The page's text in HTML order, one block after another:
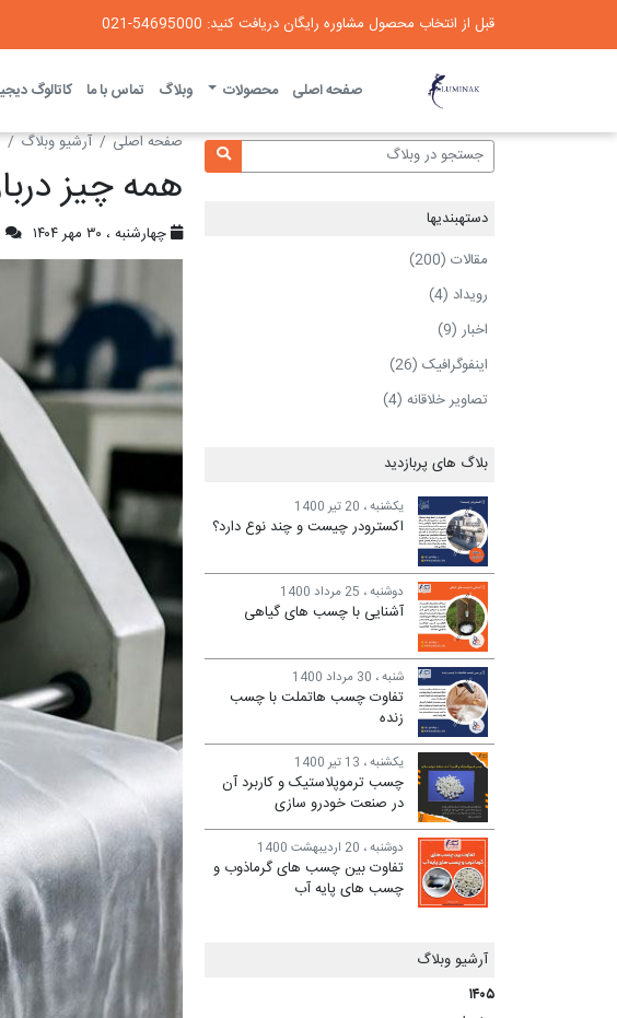
قبل از انتخاب محصول مشاوره رایگان دریافت کنید: 54695000-021
صفحه اصلی محصولات وبلاگ تماس با ما کاتالوگ
دسته‎بندی‎ها
مقالات (200)
رویداد (4)
اخبار (9)
اینفوگرافیک (26)
تصاویر خلاقانه (4)
بلاگ های پربازدید
یکشنبه ، 20 تیر 1400
اکسترودر چیست و چند نوع دارد؟
دوشنبه ، 25 مرداد 1400
آشنایی با چسب های گیاهی
شنبه ، 30 مرداد 1400
تفاوت چسب هاتملت با چسب
زنده
یکشنبه ، 13 تیر 1400
چسب ترموپلاستیک و کاربرد آن
در صنعت خودرو سازی
دوشنبه ، 20 اردیبهشت 1400
تفاوت بین چسب های گرماذوب و
چسب های پایه آب
آرشیو وبلاگ
۱۴۰۵
صفحه اصلی آرشیو وبلاگ
همه چیز
چهارشنبه ، ۳۰ مهر ۱۴۰۴